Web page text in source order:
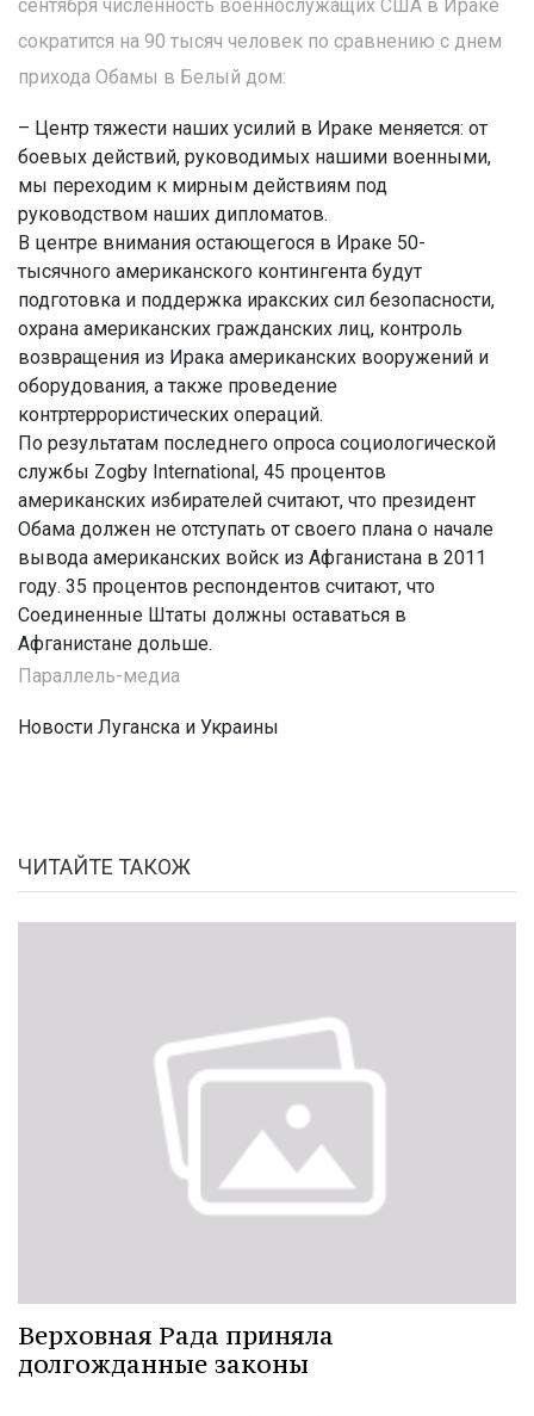
сентября численность военнослужащих США в Ираке
сократится на 90 тысяч человек по сравнению с днем
прихода Обамы в Белый дом:
– Центр тяжести наших усилий в Ираке меняется: от
боевых действий, руководимых нашими военными,
мы переходим к мирным действиям под
руководством наших дипломатов.
В центре внимания остающегося в Ираке 50-
тысячного американского контингента будут
подготовка и поддержка иракских сил безопасности,
охрана американских гражданских лиц, контроль
возвращения из Ирака американских вооружений и
оборудования, а также проведение
контртеррористических операций.
По результатам последнего опроса социологической
службы Zogby International, 45 процентов
американских избирателей считают, что президент
Обама должен не отступать от своего плана о начале
вывода американских войск из Афганистана в 2011
году. 35 процентов респондентов считают, что
Соединенные Штаты должны оставаться в
Афганистане дольше.
Параллель-медиа
Новости Луганска и Украины
ЧИТАЙТЕ ТАКОЖ
Верховная Рада приняла
долгожданные законы